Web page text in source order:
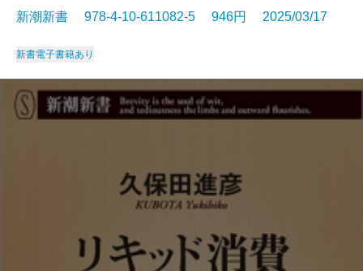
新潮新書 978-4-10-611082-5 946円 2025/03/17
新書電子書籍あり